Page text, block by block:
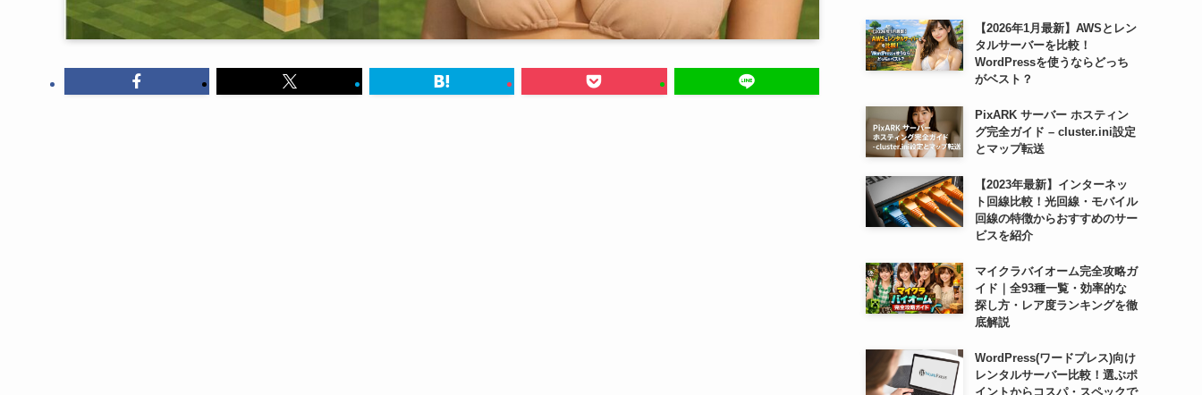
【2026年1月最新】AWSとレン
タルサーバーを比較！
WordPressを使うならどっち
がベスト？
PixARK サーバー ホスティン
グ完全ガイド – cluster.ini設定
とマップ転送
【2023年最新】インターネッ
ト回線比較！光回線・モバイル
回線の特徴からおすすめのサー
ビスを紹介
マイクラバイオーム完全攻略ガ
イド｜全93種一覧・効率的な
探し方・レア度ランキングを徹
底解説
WordPress(ワードプレス)向け
レンタルサーバー比較！選ぶポ
イントからコスパ・スペックで